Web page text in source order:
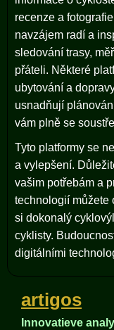
recenze a
navzájem radí a
sledování trasy,
přáteli. Některé
ubytování a
usnadňují
vám plně se
Tyto platformy se
a vylepšení.
vašim potřebám a
technologií můžete
si dokonalý
cyklisty.
digitálními
artigos
Innovatieve